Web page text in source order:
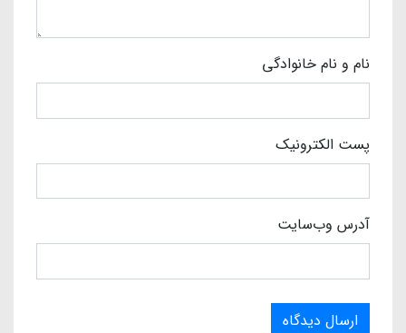
نام و نام خانوادگی
پست الکترونیک
آدرس وب‌سایت
ارسال دیدگاه